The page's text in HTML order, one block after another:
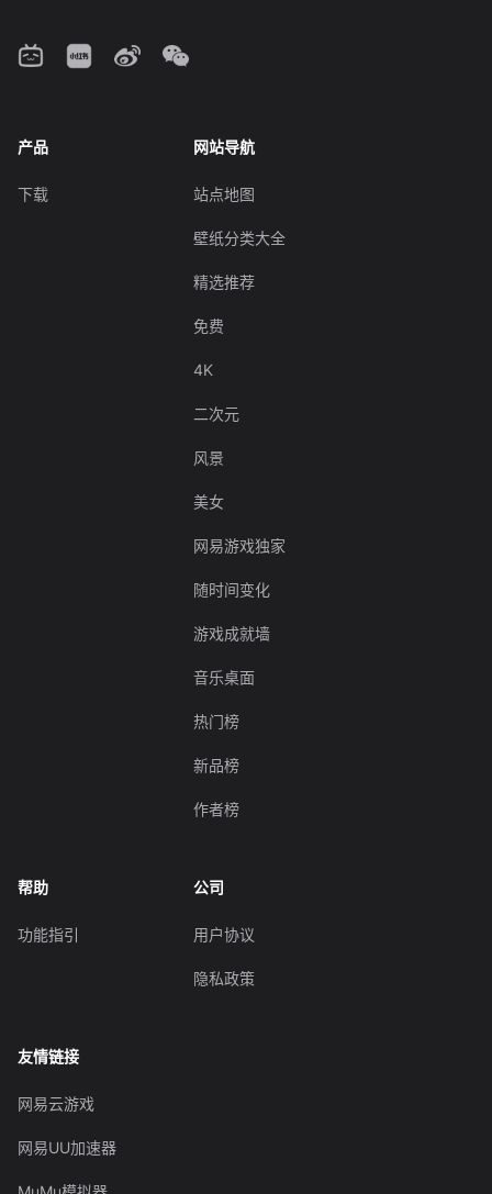
产品
下载
网站导航
站点地图
壁纸分类大全
精选推荐
免费
4K
二次元
风景
美女
网易游戏独家
随时间变化
游戏成就墙
音乐桌面
热门榜
新品榜
作者榜
帮助
功能指引
公司
用户协议
隐私政策
友情链接
网易云游戏
网易UU加速器